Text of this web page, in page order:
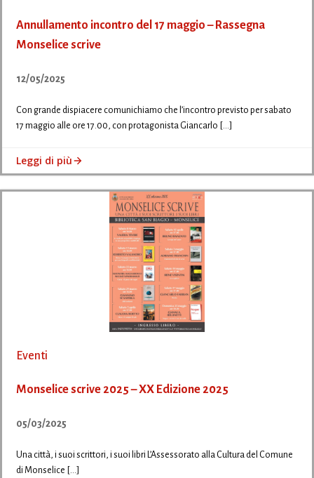
Annullamento incontro del 17 maggio – Rassegna
Monselice scrive
12/05/2025
Con grande dispiacere comunichiamo che l’incontro previsto per sabato
17 maggio alle ore 17.00, con protagonista Giancarlo […]
Leggi di più
Eventi
Monselice scrive 2025 – XX Edizione 2025
05/03/2025
Una città, i suoi scrittori, i suoi libri L’Assessorato alla Cultura del Comune
di Monselice […]